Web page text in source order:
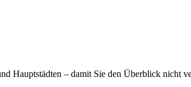
Hauptstädten – damit Sie den Überblick nicht